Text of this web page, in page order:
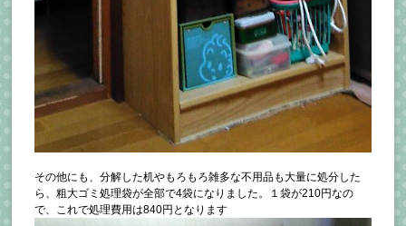
その他にも、分解した机やもろもろ雑多な不用品も大量に処分した
ら、粗大ゴミ処理袋が全部で4袋になりました。１袋が210円なの
で、これで処理費用は840円となります